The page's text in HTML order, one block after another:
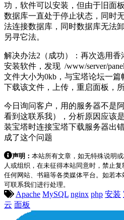
功，软件可以安装，但由于旧面
数据库一直处于停止状态，同时
法连接数据库，同时数据库无法
另寻它法。
解决办法2（成功）：再次选用
安装软件，发现 /www/server/
文件大小为0kb，与宝塔论坛一
下载该文件，上传，重启面板，
今日询问客户，用的服务器不是
看到这联系我），分析原因应该
装宝塔时连接宝塔下载服务器出
成了这个问题
声明： 本站所有文章，如无特殊说明
人或组织，在未征得本站同意时，禁止
任何网站、书籍等各类媒体平台。如若
可联系我们进行处理。
Apache MySQL nginx php 安装
云 面板